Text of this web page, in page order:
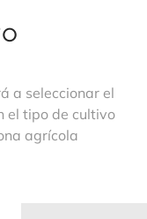
a seleccionar el
el tipo de cultivo
agrícola